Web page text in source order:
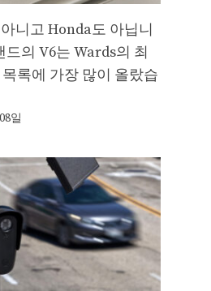
니고 Honda도 아닙니
드의 V6는 Wards의 최
록에 가장 많이 올랐습
일